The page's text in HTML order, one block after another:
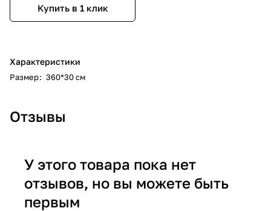
Купить в 1 клик
Характеристики
Размер: 360*30 см
Отзывы
У этого товара пока нет
отзывов, но вы можете быть
первым